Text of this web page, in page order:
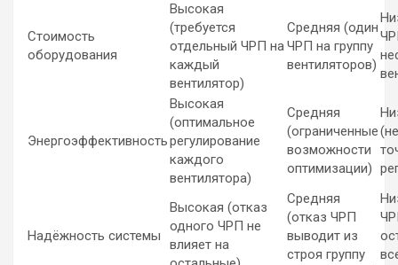
Стоимость
оборудования
Высокая
(требуется
отдельный ЧРП на
каждый
вентилятор)
Средняя (один
ЧРП на группу
вентиляторов)
Энергоэффективность
Высокая
(оптимальное
регулирование
каждого
вентилятора)
Средняя
(ограниченные
возможности
оптимизации)
Надёжность системы
Высокая (отказ
одного ЧРП не
влияет на
Средняя
(отказ ЧРП
выводит из
строя группу